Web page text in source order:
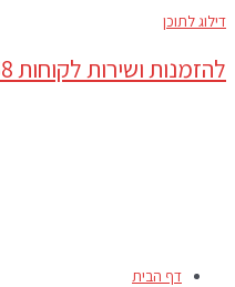
דילוג לתוכן
להזמנות ושירות לקוחות 058-4996068
דף הבית